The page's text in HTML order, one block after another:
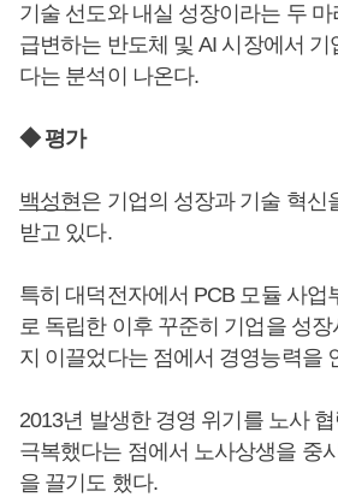
기술 선도와 내실 성장이라는 두
급변하는 반도체 및 AI 시장에서 기
다는 분석이 나온다.
◆ 평가
백성현은 기업의 성장과 기술 혁신
받고 있다.
특히 대덕전자에서 PCB 모듈 사업
로 독립한 이후 꾸준히 기업을 성
지 이끌었다는 점에서 경영능력을
2013년 발생한 경영 위기를 노사
극복했다는 점에서 노사상생을 중
을 끌기도 했다.